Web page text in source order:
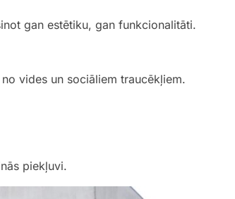
gan estētiku, gan funkcionalitāti.
vides un sociāliem traucēkļiem.
piekļuvi.